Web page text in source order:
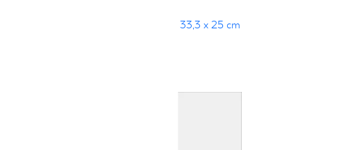
33,3 x 25 cm